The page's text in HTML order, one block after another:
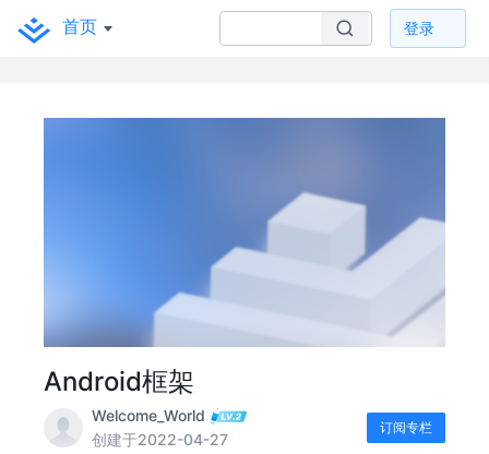
首页 登录
Android框架
Welcome_World
创建于2022-04-27
订阅专栏